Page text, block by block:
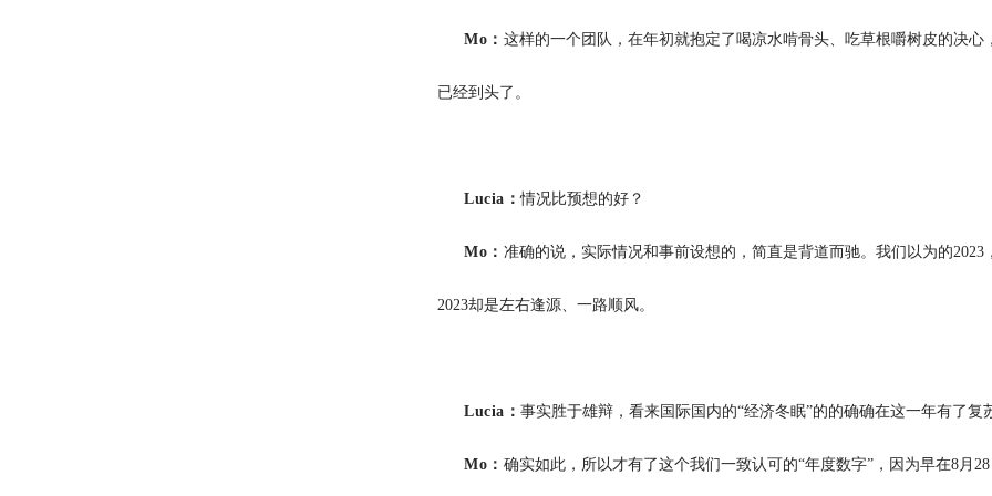
Mo： 这样的一个团队，在年初就抱定了喝凉水啃骨头、吃草根嚼树皮的决
已经到头了。
Lucia：情况比预想的好？
Mo： 准确的说，实际情况和事前设想的，简直是背道而驰。我们以为的
2023却是左右逢源、一路顺风。
Lucia：事实胜于雄辩，看来国际国内的“经济冬眠”的的确确在这一年有了复
Mo： 确实如此，所以才有了这个我们一致认可的“年度数字”，因为早在8月